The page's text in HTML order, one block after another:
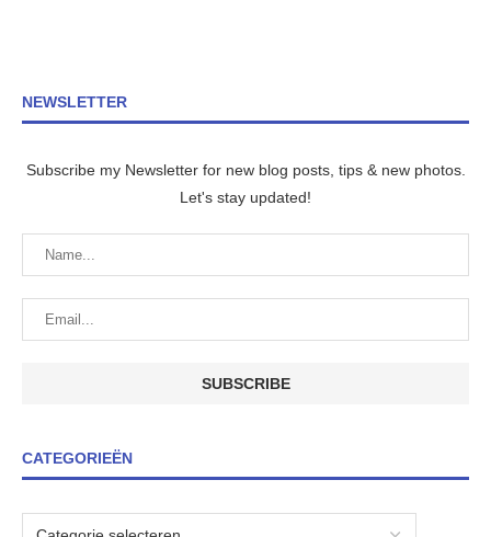
NEWSLETTER
Subscribe my Newsletter for new blog posts, tips & new photos.
Let's stay updated!
CATEGORIEËN